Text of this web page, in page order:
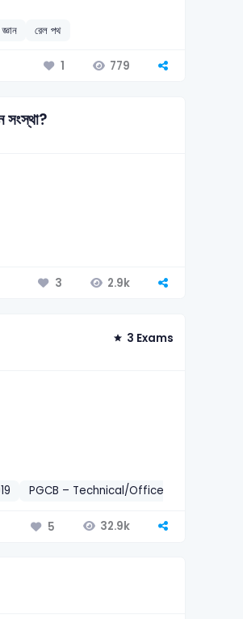
রেল পথ
1 779
3 2.9k
3 Exams
PGCB – Technical/Office Assistant-2024
5 32.9k